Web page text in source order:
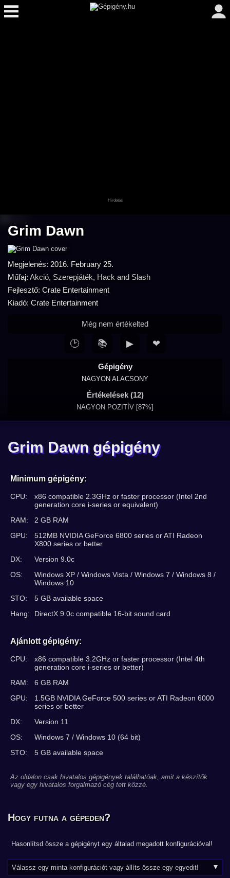
Grim Dawn
Megjelenés: 2016. February 25.
Műfaj: Akció, Szerepjáték, Hack and Slash
Fejlesztő: Crate Entertainment
Kiadó: Crate Entertainment
Gépigény
NAGYON ALACSONY
Értékelések (12)
NAGYON POZITÍV [87%]
Még nem értékelted
🕑 📚 ▶ ❤
Grim Dawn gépigény
Minimum gépigény:
CPU:
x86 compatible 2.3GHz or faster processor (Intel 2nd
generation core i-series or equivalent)
RAM:
2 GB RAM
GPU:
512MB NVIDIA GeForce 6800 series or ATI Radeon
X800 series or better
DX:
Version 9.0c
OS:
Windows XP / Windows Vista / Windows 7 / Windows 8 /
Windows 10
STO:
5 GB available space
Hang:
DirectX 9.0c compatible 16-bit sound card
Ajánlott gépigény:
CPU:
x86 compatible 3.2GHz or faster processor (Intel 4th
generation core i-series or better)
RAM:
6 GB RAM
GPU:
1.5GB NVIDIA GeForce 500 series or ATI Radeon 6000
series or better
DX:
Version 11
OS:
Windows 7 / Windows 10 (64 bit)
STO:
5 GB available space
Az oldalon csak hivatalos gépigények találhatóak, amit a készítők
vagy egy hivatalos forgalmazó cég tett közzé.
Hogy futna a gépeden?
Hasonlítsd össze a gépigényt egy általad megadott konfigurációval!